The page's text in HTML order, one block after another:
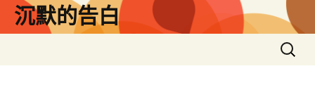
沉默的告白
搜
尋